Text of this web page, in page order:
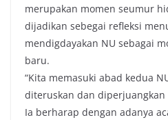
merupakan momen seumur
dijadikan sebegai refleksi
mendigdayakan NU sebagai
baru.
“Kita memasuki abad kedua
diteruskan dan diperjuangkan
Ia berharap dengan adanya